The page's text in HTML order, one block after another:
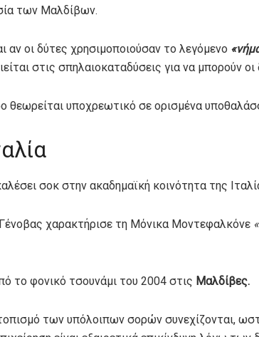
των Μαλδίβων.
αν οι δύτες χρησιμοποιούσαν το λεγόμενο
στις σπηλαιοκαταδύσεις για να μπορούν
θεωρείται υποχρεωτικό σε ορισμένα
σοκ στην ακαδημαϊκή κοινότητα της
χαρακτήρισε τη Μόνικα Μοντεφαλκόνε
το φονικό τσουνάμι του 2004 στις Μαλδίβες.
των υπόλοιπων σορών συνεχίζονται,